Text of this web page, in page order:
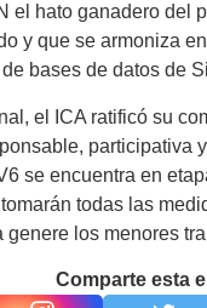
el hato ganadero del
y que se armoniza
bases de datos de
el ICA ratificó su
participativa
se encuentra en
todas las
genere los menores
Comparte esta